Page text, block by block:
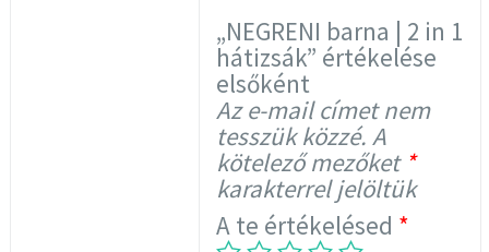
„NEGRENI barna | 2 in 1
hátizsák” értékelése
elsőként
Az e-mail címet nem
tesszük közzé. A
kötelező mezőket *
karakterrel jelöltük
A te értékelésed *